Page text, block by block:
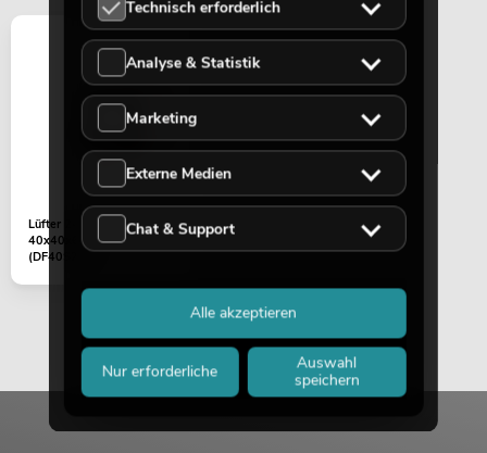
EUROLITE Set 4x LED SLS- QCL Floor
+ Case TDV-1
No. 20000630Artikel nicht mehr verfügbar
OMNITRONIC PAS MK3 Performer Set
No. 20000745Artikel nicht mehr verfügbar
Lüfter 24V/0,05A
40x40x6 mm
(DF40S24M)
Technisch erforderlich
Analyse & Statistik
Marketing
Externe Medien
Chat & Support
Nur erforderliche
Auswahl
speichern
Alle akzeptieren